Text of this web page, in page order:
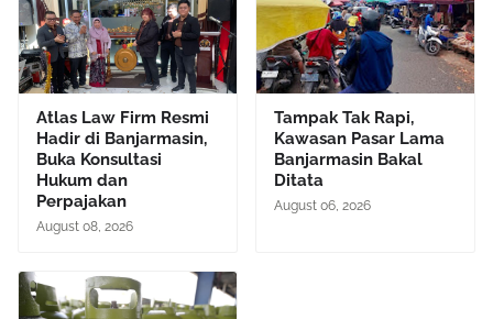
Atlas Law Firm Resmi
Hadir di Banjarmasin,
Buka Konsultasi
Hukum dan
Perpajakan
August 08, 2026
Tampak Tak Rapi,
Kawasan Pasar Lama
Banjarmasin Bakal
Ditata
August 06, 2026